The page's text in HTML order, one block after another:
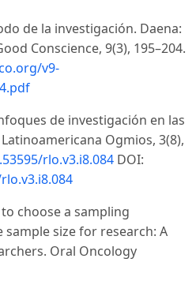
de la investigación. Daena:
Conscience, 9(3), 195–204.
v9-
de investigación en las
Ogmios, 3(8),
rlo.v3.i8.084 DOI:
to choose a sampling
size for research: A
Oral Oncology